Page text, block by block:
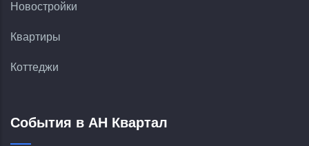
Новостройки
Квартиры
Коттеджи
События в АН Квартал